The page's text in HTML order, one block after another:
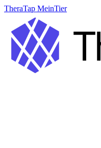
TheraTap MeinTier